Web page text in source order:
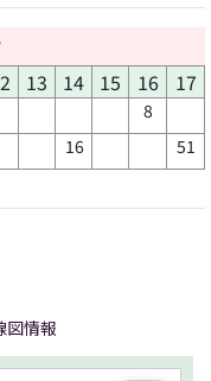
13 14 15 16
17
8
16 51
図情報